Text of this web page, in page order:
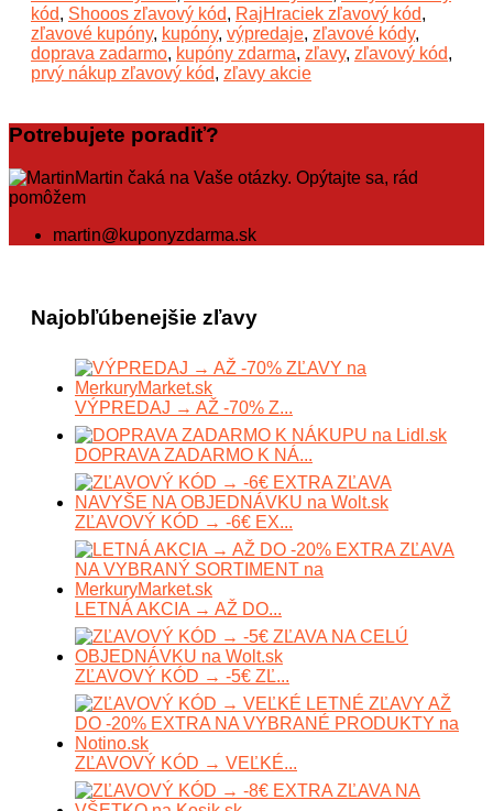
kód, Shooos zľavový kód, RajHraciek zľavový kód,
zľavové kupóny, kupóny, výpredaje, zľavové kódy,
doprava zadarmo, kupóny zdarma, zľavy, zľavový kód,
prvý nákup zľavový kód, zľavy akcie
Potrebujete poradiť?
Martin čaká na Vaše otázky. Opýtajte sa, rád
pomôžem
martin@kuponyzdarma.sk
Najobľúbenejšie zľavy
VÝPREDAJ → AŽ -70% Z...
DOPRAVA ZADARMO K NÁ...
ZĽAVOVÝ KÓD → -6€ EX...
LETNÁ AKCIA → AŽ DO...
ZĽAVOVÝ KÓD → -5€ ZĽ...
ZĽAVOVÝ KÓD → VEĽKÉ...